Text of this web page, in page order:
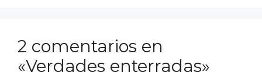
2 comentarios en
«Verdades enterradas»